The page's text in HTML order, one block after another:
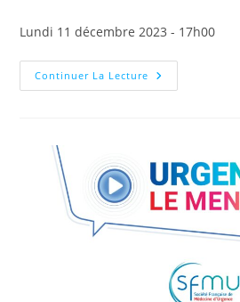
Lundi 11 décembre 2023 - 17h00
Continuer La Lecture